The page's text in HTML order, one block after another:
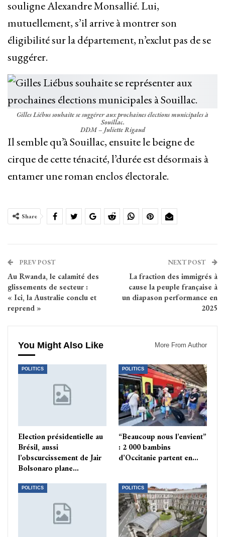
souligne Alexandre Monsallié. Lui,
mutuellement, s’il arrive à montrer son
éligibilité sur la département, n’exclut pas de se
suggérer.
Gilles Liébus souhaite se suggérer aux prochaines élections municipales à
Souillac.
DDM – Juliette Rigaud
Il semble qu’à Souillac, ensuite le beigne de
cirque de cette ténacité, l’durée est désormais à
entamer une roman enclos électorale.
Share
PREV POST
Au Rwanda, le calamité des
glissements de secteur :
« Ici, la Australie conclu et
reprend »
NEXT POST
La fraction des immigrés à
cause la peuple française à
un diapason performance en
2025
You Might Also Like More From Author
POLITICS
Election présidentielle au
Brésil, aussi
l’obscurcissement de Jair
Bolsonaro plane…
POLITICS
“Beaucoup nous l’envient”
: 2 000 bambins
d’Occitanie partent en…
POLITICS POLITICS